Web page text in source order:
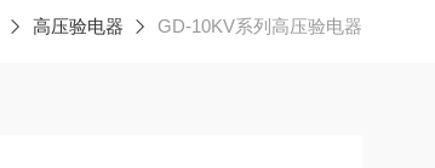
高压验电器 GD-10KV系列高压验电器